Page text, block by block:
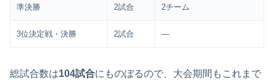
準決勝 2試合 2チーム
3位決定戦・決勝 2試合 —
総試合数は104試合にものぼるので、大会期間もこれまで